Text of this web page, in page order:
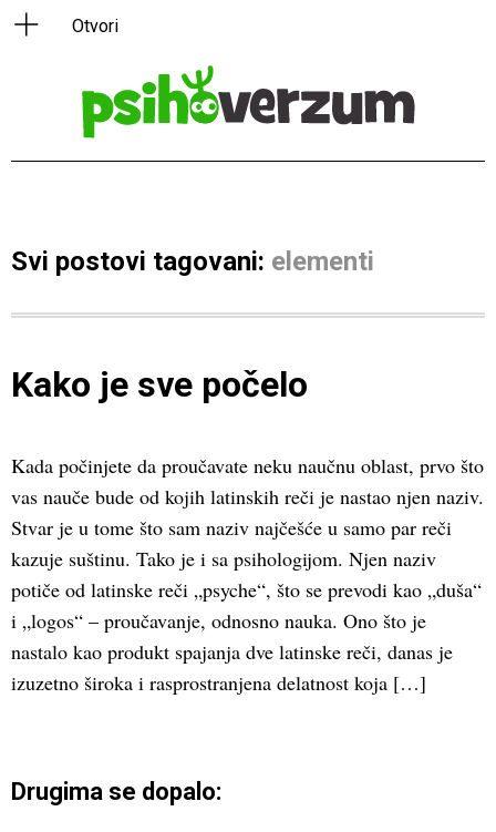
Svi postovi tagovani: elementi
Kako je sve počelo
Kada počinjete da proučavate neku naučnu oblast, prvo što
vas nauče bude od kojih latinskih reči je nastao njen naziv.
Stvar je u tome što sam naziv najčešće u samo par reči
kazuje suštinu. Tako je i sa psihologijom. Njen naziv
potiče od latinske reči „psyche“, što se prevodi kao „duša“
i „logos“ – proučavanje, odnosno nauka. Ono što je
nastalo kao produkt spajanja dve latinske reči, danas je
izuzetno široka i rasprostranjena delatnost koja […]
Drugima se dopalo: